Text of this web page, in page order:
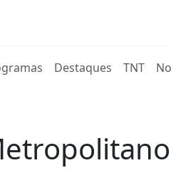
Destaques TNT